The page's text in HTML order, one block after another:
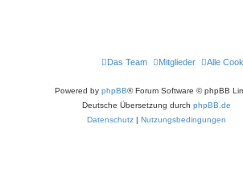
Alle
Mitglieder
Das Team
Powered by phpBB® Forum Software © phpBB
Deutsche Übersetzung durch phpBB.de
Datenschutz | Nutzungsbedingungen